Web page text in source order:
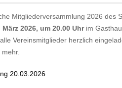
Mitgliederversammlung 2026 des
März 2026, um 20.00 Uhr im
Vereinsmitglieder herzlich
20.03.2026